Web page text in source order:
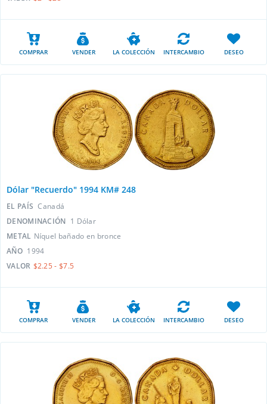
COMPRAR VENDER LA COLECCIÓN INTERCAMBIO DESEO
Dólar "Recuerdo" 1994 KM# 248
EL PAÍS Canadá
DENOMINACIÓN 1 Dólar
METAL Níquel bañado en bronce
AÑO 1994
VALOR $2.25 - $7.5
COMPRAR VENDER LA COLECCIÓN INTERCAMBIO DESEO